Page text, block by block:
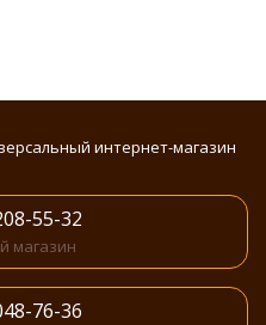
интернет-магазин
55-32
магазин
76-36